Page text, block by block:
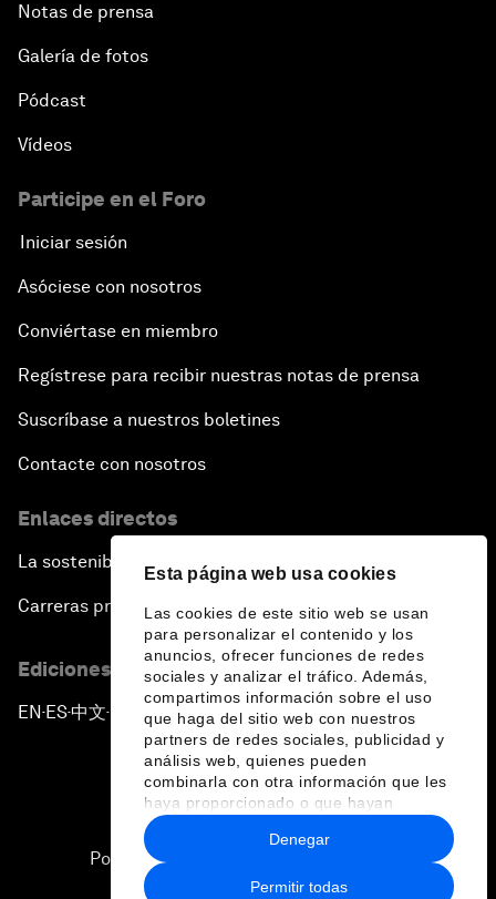
Esta página web usa cookies
Las cookies de este sitio web se usan
para personalizar el contenido y los
anuncios, ofrecer funciones de redes
sociales y analizar el tráfico. Además,
compartimos información sobre el uso
que haga del sitio web con nuestros
partners de redes sociales, publicidad y
análisis web, quienes pueden
combinarla con otra información que les
haya proporcionado o que hayan
recopilado a partir del uso que haya
hecho de sus servicios.
Permitir todas
Denegar
Notas de prensa
Galería de fotos
Pódcast
Vídeos
Participe en el Foro
Iniciar sesión
Asóciese con nosotros
Conviértase en miembro
Regístrese para recibir nuestras notas de prensa
Suscríbase a nuestros boletines
Contacte con nosotros
Enlaces directos
La sostenibilidad en el Foro
Carreras profesionales
Ediciones en otros idiomas
EN ▪ES▪中文▪ 日本語
Política de privacidad y normas de uso